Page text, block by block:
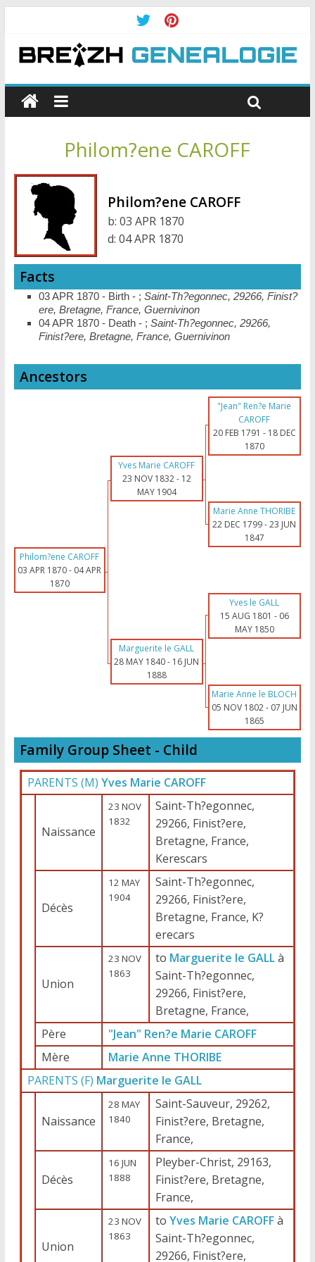
Philom?ene CAROFF
Philom?ene CAROFF
b: 03 APR 1870
d: 04 APR 1870
Facts
03 APR 1870 - Birth - ; Saint-Th?egonnec, 29266, Finist?
ere, Bretagne, France, Guernivinon
04 APR 1870 - Death - ; Saint-Th?egonnec, 29266,
Finist?ere, Bretagne, France, Guernivinon
Ancestors
"Jean" Ren?e Marie
CAROFF
20 FEB 1791 - 18 DEC
1870
Yves Marie CAROFF
23 NOV 1832- 12
MAY 1904
Marie Anne THORIBE
22 DEC 1799-23 JUN
1847
Philom?ene CAROFF
03 APR 1870- 04 APR
1870
Yves le GALL
15 AUG 1801 - 06
MAY 1850
Marguerite le GALL
28 MAY 1840- 16 JUN
1888
Marie Anne le BLOCH
05 NOV 1802- 07 JUN
1865
Family Group Sheet - Child
PARENTS (M) Yves Marie CAROFF
Naissance
23 NOV
1832
Saint-Th?egonnec,
29266, Finist?ere,
Bretagne, France,
Kerescars
Décès
12 MAY
1904
Saint-Th?egonnec,
29266, Finist?ere,
Bretagne, France, K?
erecars
Union
23 NOV
1863
to Marguerite le GALLà
Saint-Th?egonnec,
29266, Finist?ere,
Bretagne, France,
Père
"Jean" Ren?e Marie CAROFF
Mère
Marie Anne THORIBE
PARENTS (F) Marguerite le GALL
Naissance
28 MAY
1840
Saint-Sauveur, 29262,
Finist?ere, Bretagne,
France,
Décès
16 JUN
1888
Pleyber-Christ, 29163,
Finist?ere, Bretagne,
France,
Union
23 NOV
1863
to Yves Marie CAROFFà
Saint-Th?egonnec,
29266, Finist?ere,